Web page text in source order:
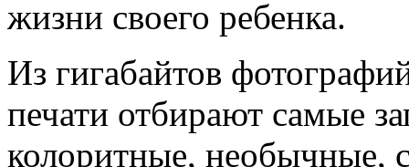
жизни своего ребенка.
Из гигабайтов
печати отбирают самые
колоритные, необычные,